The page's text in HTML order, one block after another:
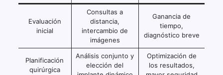
Evaluación
inicial
Consultas a
distancia,
intercambio de
imágenes
Ganancia de
tiempo,
diagnóstico breve
Planificación
quirúrgica
Análisis conjunto y
elección del
Optimización de
los resultados,